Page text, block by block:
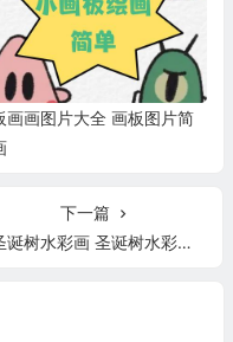
画画图片大全 画板图片简
下一篇
诞树水彩画 圣诞树水彩画图片